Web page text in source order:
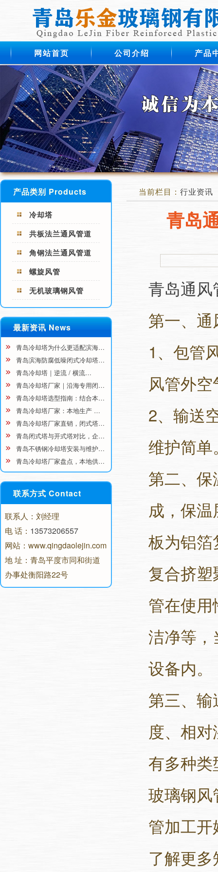
网站首页 公司介绍 产品
产品类别 Products
冷却塔
共板法兰通风管道
角钢法兰通风管道
螺旋风管
无机玻璃钢风管
最新资讯 News
青岛冷却塔为什么更适配滨海…
青岛滨海防腐低噪闭式冷却塔…
青岛冷却塔｜逆流 / 横流…
青岛冷却塔厂家｜沿海专用闭…
青岛冷却塔选型指南：结合本…
青岛冷却塔厂家：本地生产 …
青岛冷却塔厂家直销，闭式塔…
青岛闭式塔与开式塔对比，企…
青岛不锈钢冷却塔安装与维护…
青岛冷却塔厂家盘点，本地供…
联系方式 Contact
联系人：刘经理
电 话： 13573206557
网站：www.qingdaolejin.com
地 址：青岛平度市同和街道
办事处衡阳路22号
当前栏目： 行业资讯
青岛
青岛通风
第一、
1、包管
风管外
2、输送
维护简单
第二、
成，保
板为铝
复合挤
管在使
洁净等
设备内。
第三、
度、相
有多种
玻璃钢
管加工
了解更